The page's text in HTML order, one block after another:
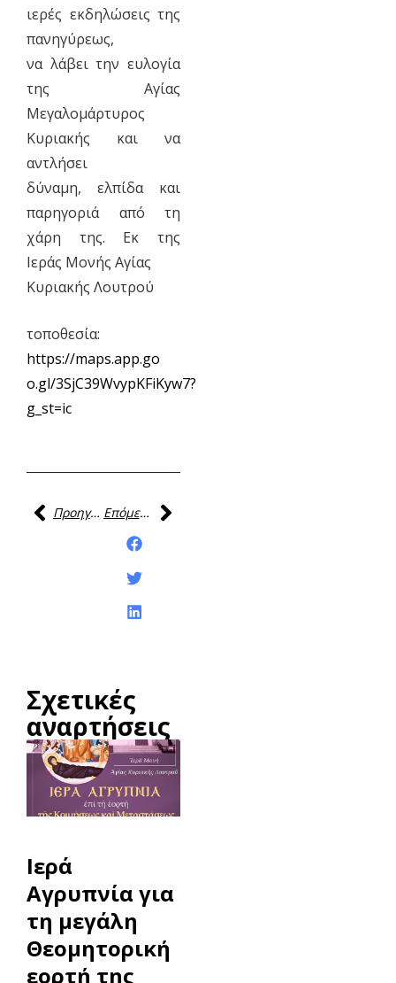
ιερές εκδηλώσεις της
πανηγύρεως,
να λάβει την ευλογία
της Αγίας
Μεγαλομάρτυρος
Κυριακής και να
αντλήσει
δύναμη, ελπίδα και
παρηγοριά από τη
χάρη της. Εκ της
Ιεράς Μονής Αγίας
Κυριακής Λουτρού
τοποθεσία:
https://maps.app.go
o.gl/3SjC39WvypKFiKyw7?
g_st=ic
Προηγούμενη
Επόμενη
Σχετικές
αναρτήσεις
Ιερά
Αγρυπνία για
τη μεγάλη
Θεομητορική
εορτή της